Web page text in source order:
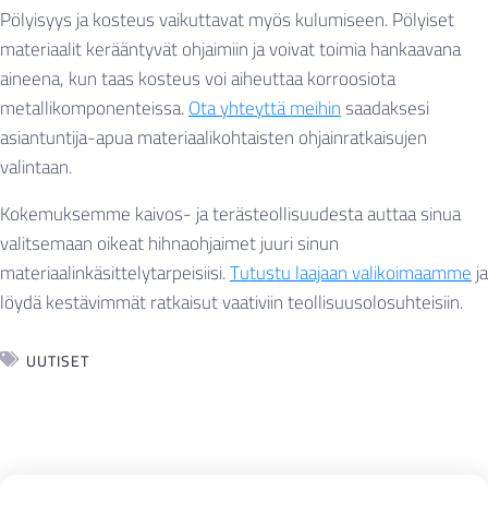
Pölyisyys ja kosteus vaikuttavat myös kulumiseen. Pölyiset
materiaalit kerääntyvät ohjaimiin ja voivat toimia hankaavana
aineena, kun taas kosteus voi aiheuttaa korroosiota
metallikomponenteissa.Ota yhteyttä meihinsaadaksesi
asiantuntija-apua materiaalikohtaisten ohjainratkaisujen
valintaan.
Kokemuksemme kaivos- ja terästeollisuudesta auttaa sinua
valitsemaan oikeat hihnaohjaimet juuri sinun
materiaalinkäsittelytarpeisiisi.Tutustu laajaan valikoimaammeja
löydä kestävimmät ratkaisut vaativiin teollisuusolosuhteisiin.
UUTISET